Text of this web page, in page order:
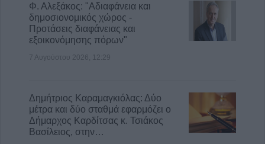
Φ. Αλεξάκος: "Αδιαφάνεια και
δημοσιονομικός χώρος -
Προτάσεις διαφάνειας και
εξοικονόμησης πόρων"
7 Αυγούστου 2026, 12:29
Δημήτριος Καραμαγκιόλας: Δύο
μέτρα και δύο σταθμά εφαρμόζει ο
Δήμαρχος Καρδίτσας κ. Τσιάκος
Βασίλειος, στην…